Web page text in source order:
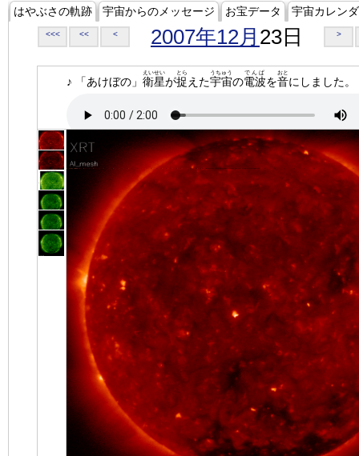
はやぶさの軌跡 宇宙からのメッセージ お宝データ 宇宙カレン
<<< << < 2007年12月 23日 >
♪ 「あけぼの」 衛星
えいせい
が捉
とら
えた宇宙
うちゅう
の電波
でんぱ
を音
おと
にしました。